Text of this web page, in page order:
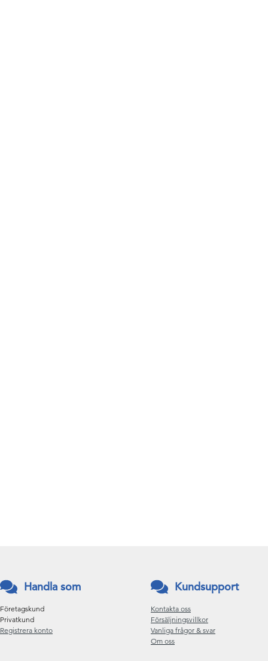
Handla som
Företagskund
Privatkund
Registrera konto
Kundsupport
Kontakta oss
Försäljningsvillkor
Vanliga frågor & svar
Om oss